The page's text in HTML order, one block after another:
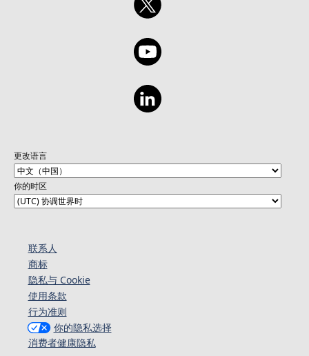
更改语言
你的时区
联系人
商标
隐私与 Cookie
使用条款
行为准则
你的隐私选择
消费者健康隐私